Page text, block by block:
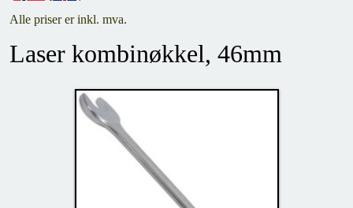
Alle priser er inkl. mva.
Laser kombinøkkel, 46mm